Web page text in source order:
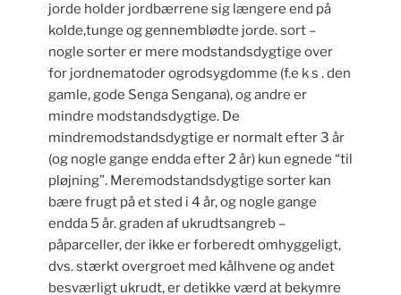
jorde holder jordbærrene sig længere end på
kolde,tunge og gennemblødte jorde. sort –
nogle sorter er mere modstandsdygtige over
for jordnematoder ogrodsygdomme (f.e k s . den
gamle, gode Senga Sengana), og andre er
mindre modstandsdygtige. De
mindremodstandsdygtige er normalt efter 3 år
(og nogle gange endda efter 2 år) kun egnede “til
pløjning”. Meremodstandsdygtige sorter kan
bære frugt på et sted i 4 år, og nogle gange
endda 5 år. graden af ukrudtsangreb –
påparceller, der ikke er forberedt omhyggeligt,
dvs. stærkt overgroet med kålhvene og andet
besværligt ukrudt, er detikke værd at bekymre